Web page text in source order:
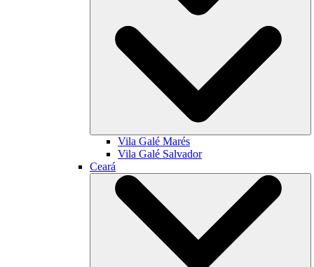
Vila Galé Marés
Vila Galé Salvador
Ceará